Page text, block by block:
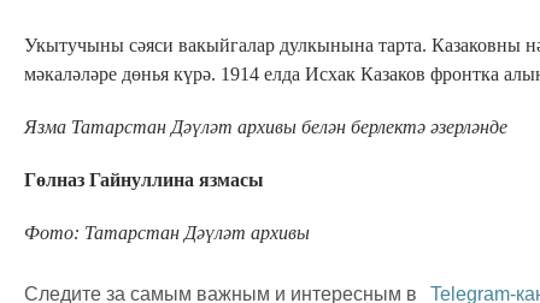
Укытучыны сәяси вакыйгалар дулкынына тарта.
мәкаләләре дөнья күрә. 1914 елда Исхак Казаков фронтка
Язма Татарстан Дәүләт архивы белән берлектә әзерләнде
Гөлназ Гайнуллина язмасы
Фото: Татарстан Дәүләт архивы
Следите за самым важным и интересным в Telegram-